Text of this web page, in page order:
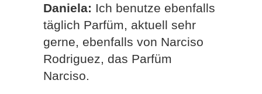
Daniela: Ich benutze ebenfalls
täglich Parfüm, aktuell sehr
gerne, ebenfalls von Narciso
Rodriguez, das Parfüm
Narciso.